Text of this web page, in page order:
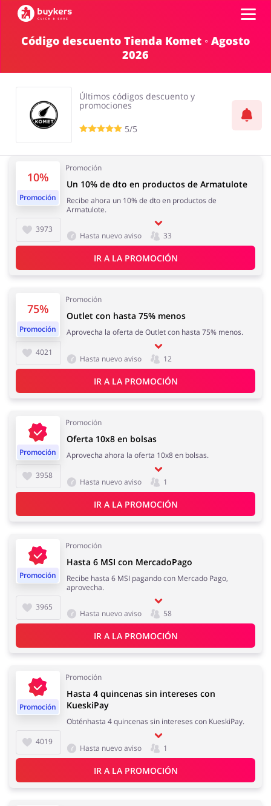
Mascotas
Salud y Belleza
Electrónica y
Electrodomésticos
Hogar y Jardín Deporte y Hobby
Moda
Turismo y Viajes
Joyería y Accesorios
Oficina
Tiendas
AÑADE UN CUPÓN
Código descuento Tienda Komet ◦ Agosto
2026
Últimos códigos descuento y
promociones
5/5
10%
Promoción
Promoción
3973
Un 10% de dto en productos de Armatulote
Recibe ahora un 10% de dto en productos de
Armatulote.
Hasta nuevo aviso 33
IR A LA PROMOCIÓN
75%
Promoción
Promoción
4021
Outlet con hasta 75% menos
Aprovecha la oferta de Outlet con hasta 75% menos.
Hasta nuevo aviso 12
IR A LA PROMOCIÓN
Promoción
Promoción
3958
Oferta 10x8 en bolsas
Aprovecha ahora la oferta 10x8 en bolsas.
Hasta nuevo aviso 1
IR A LA PROMOCIÓN
Promoción
Promoción
3965
Hasta 6 MSI con MercadoPago
Recibe hasta 6 MSI pagando con Mercado Pago,
aprovecha.
Hasta nuevo aviso 58
IR A LA PROMOCIÓN
Promoción
Promoción
4019
Hasta 4 quincenas sin intereses con
KueskiPay
Obténhasta 4 quincenas sin intereses con KueskiPay.
Hasta nuevo aviso 1
IR A LA PROMOCIÓN